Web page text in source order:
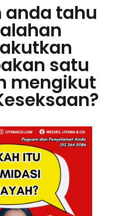
anda tahu
satu
mengikut